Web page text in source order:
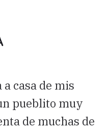
casa de mis
pueblito muy
de muchas de